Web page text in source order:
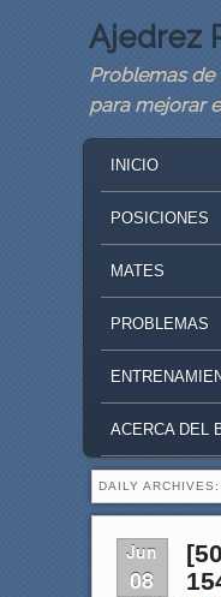
Ajedrez
Problemas de
para mejorar
SKIP TO
SKIP TO
INICIO
POSICIONES
MATES
PROBLEMAS
ACERCA DEL
DAILY ARCHIVES:
Jun
08